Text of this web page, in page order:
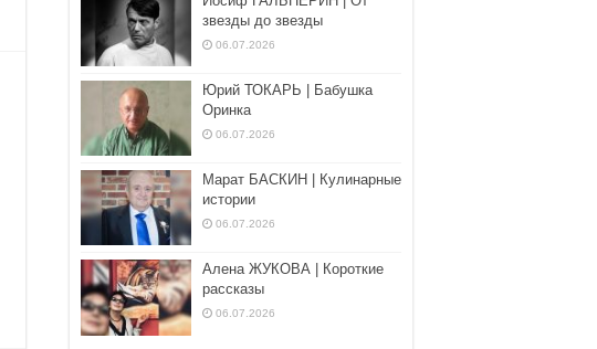
звезды до звезды
06.07.2026
Юрий ТОКАРЬ | Бабушка
Оринка
06.07.2026
Марат БАСКИН | Кулинарные
истории
06.07.2026
Алена ЖУКОВА | Короткие
рассказы
06.07.2026